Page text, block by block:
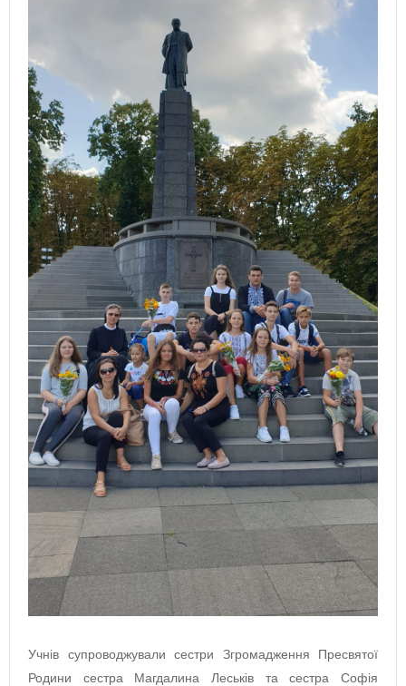
Учнів супроводжували сестри Згромадження Пресвятої
Родини сестра Магдалина Леськів та сестра Софія